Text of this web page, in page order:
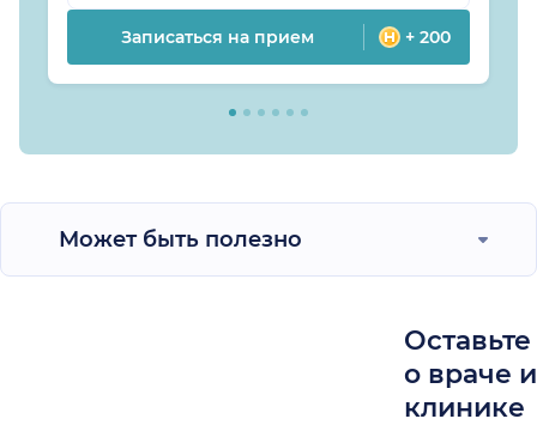
Записаться на прием + 200
Может быть полезно
о враче
клинике